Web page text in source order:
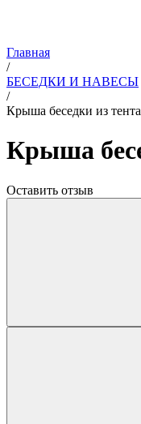
Главная
/
БЕСЕДКИ И НАВЕСЫ
/
Крыша беседки из тента
Крыша
Оставить отзыв